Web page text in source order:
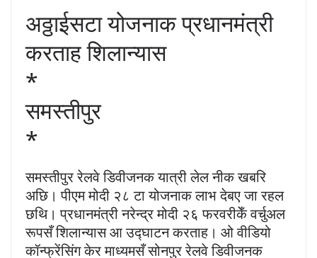
अठ्ठाईसटा योजनाक प्रधानमंत्री
करताह शिलान्यास
*
समस्तीपुर
*
समस्तीपुर रेलवे डिवीजनक यात्री लेल नीक खबरि
अछि। पीएम मोदी २८ टा योजनाक लाभ देबए जा रहल
छथि। प्रधानमंत्री नरेन्द्र मोदी २६ फरवरीकेँ वर्चुअल
रूपसँ शिलान्यास आ उद्घाटन करताह। ओ वीडियो
कॉन्फ्रेंसिंग केर माध्यमसँ सोनपुर रेलवे डिवीजनक